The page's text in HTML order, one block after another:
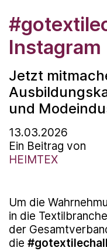
Instagram
Jetzt
und
13.03.2026
Ein Beitrag von
HEIMTEX
Um die
in die
der
die